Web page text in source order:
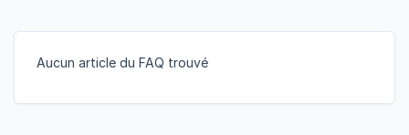
Aucun article du FAQ trouvé